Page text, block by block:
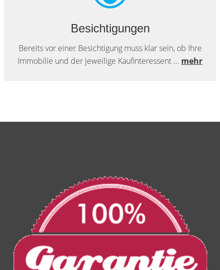
Besichtigungen
Bereits vor einer Besichtigung muss klar sein, ob Ihre
Immobilie und der jeweilige Kaufinteressent ... mehr